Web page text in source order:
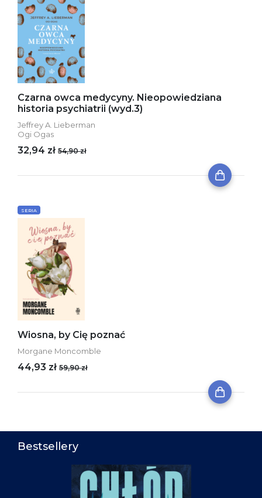
Czarna owca medycyny. Nieopowiedziana
historia psychiatrii (wyd.3)
Jeffrey A. Lieberman
Ogi Ogas
32,94 zł 54,90 zł
SERIA
Wiosna, by Cię poznać
Morgane Moncomble
44,93 zł 59,90 zł
Bestsellery